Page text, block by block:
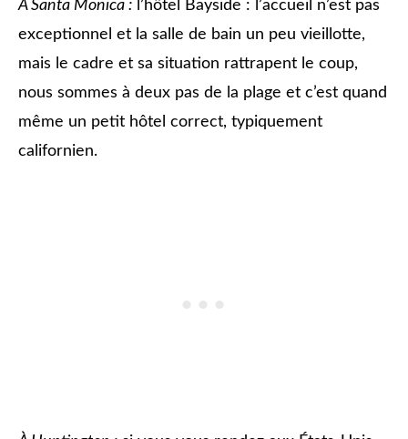
A Santa Monica : l’hôtel Bayside : l’accueil n’est pas
exceptionnel et la salle de bain un peu vieillotte,
mais le cadre et sa situation rattrapent le coup,
nous sommes à deux pas de la plage et c’est quand
même un petit hôtel correct, typiquement
californien.